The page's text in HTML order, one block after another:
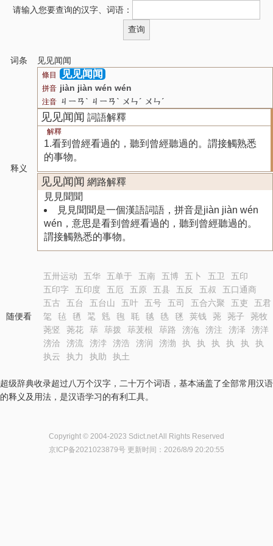
请输入您要查询的汉字、词语：
词条 见见闻闻
释义
條目 见见闻闻
拼音 jiàn jiàn wén wén
注音 ㄐㄧㄢˋ ㄐㄧㄢˋ ㄨㄣˊ ㄨㄣˊ
见见闻闻 詞語解釋
解釋
1.看到曾經看過的，聽到曾經聽過的。謂接觸熟悉
的事物。
见见闻闻 網路解釋
見見聞聞
見見聞聞是一個漢語詞語，拼音是jiàn jiàn wén
wén，意思是看到曾經看過的，聽到曾經聽過的。
謂接觸熟悉的事物。
随便看
五卅运动 五华 五单于 五南 五博 五卜 五卫
五印
五印字
五印度 五厄 五原 五县 五反 五叔
五口通商
五古
五台 五台山 五叶 五号 五司 五合六聚 五吏
五君
毠
毡 毢 毣 毤 毥 毦 毧 毨 毩 荚钱 荛 荛子
荛牧
荛竖
荛花 荜 荜拨 荜茇根 荜路 滂沲 滂注 滂泽
滂洋
滂洽
滂流 滂浡 滂浩 滂润 滂渤 执 执 执 执 执
执
执云
执力 执助 执土
超级辞典收录超过八万个汉字，二十万个词语，基本涵盖了全部常用汉语
的释义及用法，是汉语学习的有利工具。
Copyright © 2004-2023 Sdict.net All Rights Reserved
京ICP备2021023879号 更新时间：2026/8/9 20:20:55